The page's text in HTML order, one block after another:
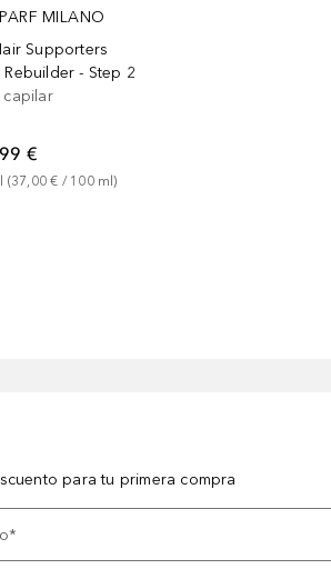
MILANO
Supporters
- Step 2
capilar
€
(37,00 € / 100 ml)
para tu primera compra
*